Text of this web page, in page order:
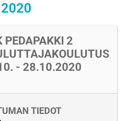
PEDAPAKKI 2
- 28.10.2020
TIEDOT